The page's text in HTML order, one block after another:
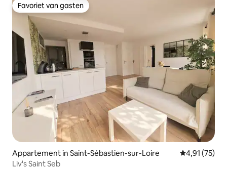
Favoriet van gasten
Favoriet van gasten
Appartement in Saint-Sébastien-sur-Loire Gemiddelde
4,91 (75)
Liv's Saint Seb